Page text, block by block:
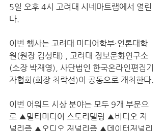
5일 오후 4시 고려대 시네마트랩에서 열린
다.
이번 행사는 고려대 미디어학부·언론대학
원(원장 김성태) , 고려대 정보문화연구소
(소장 박재영), 사단법인 한국온라인편집기
자협회(회장 최락선)이 공동으로 개최한다.
이번 어워드 시상 분야는 모두 9개 부문으
로 ▲멀티미디어 스토리텔링 ▲비디오 저
널리즘 ▲오디오 저널리즘 ▲데이터저널리